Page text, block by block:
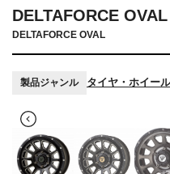
DELTAFORCE OVAL
DELTAFORCE OVAL
製品ジャンル タイヤ・ホイー